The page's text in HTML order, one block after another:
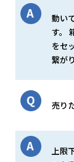
動い
す。
をセ
繋が
売り
上限